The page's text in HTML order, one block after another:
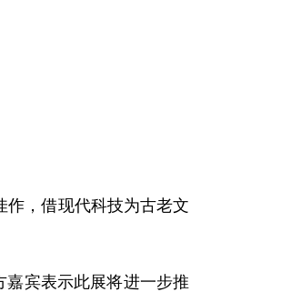
作，借现代科技为古老文
嘉宾表示此展将进一步推